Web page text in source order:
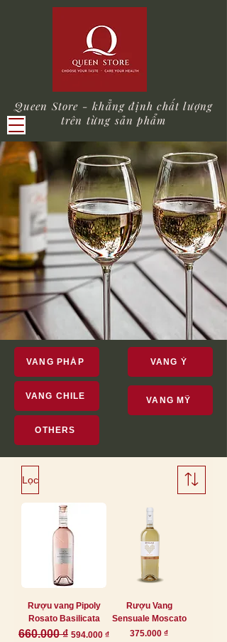
Queen Store - khẳng định chất lượng
trên từng sản phẩm
VANG PHÁP
VANG CHILE
VANG Ý
VANG MỸ
OTHERS
Lọc
Rượu vang Pipoly
Rosato Basilicata
Giá thông thường
660.000 ₫ Giá bán rẻ
594.000 ₫
Rượu Vang
Sensuale Moscato
Giá
375.000 ₫